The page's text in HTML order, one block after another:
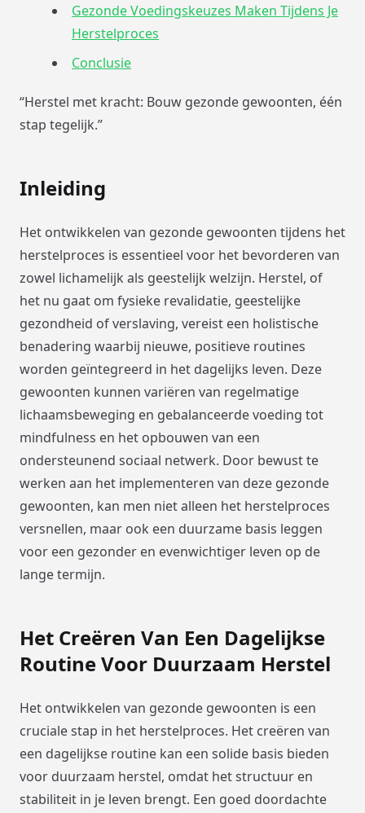
Gezonde Voedingskeuzes Maken Tijdens Je
Herstelproces
Conclusie
“Herstel met kracht: Bouw gezonde gewoonten, één
stap tegelijk.”
Inleiding
Het ontwikkelen van gezonde gewoonten tijdens het
herstelproces is essentieel voor het bevorderen van
zowel lichamelijk als geestelijk welzijn. Herstel, of
het nu gaat om fysieke revalidatie, geestelijke
gezondheid of verslaving, vereist een holistische
benadering waarbij nieuwe, positieve routines
worden geïntegreerd in het dagelijks leven. Deze
gewoonten kunnen variëren van regelmatige
lichaamsbeweging en gebalanceerde voeding tot
mindfulness en het opbouwen van een
ondersteunend sociaal netwerk. Door bewust te
werken aan het implementeren van deze gezonde
gewoonten, kan men niet alleen het herstelproces
versnellen, maar ook een duurzame basis leggen
voor een gezonder en evenwichtiger leven op de
lange termijn.
Het Creëren Van Een Dagelijkse
Routine Voor Duurzaam Herstel
Het ontwikkelen van gezonde gewoonten is een
cruciale stap in het herstelproces. Het creëren van
een dagelijkse routine kan een solide basis bieden
voor duurzaam herstel, omdat het structuur en
stabiliteit in je leven brengt. Een goed doordachte